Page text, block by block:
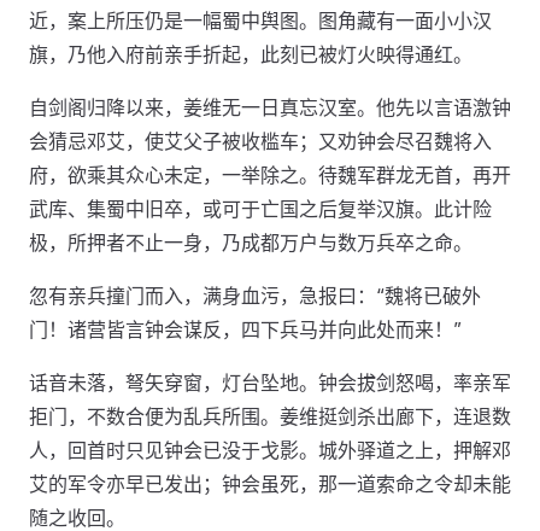
近，案上所压仍是一幅蜀中舆图。图角藏有一面小小汉
旗，乃他入府前亲手折起，此刻已被灯火映得通红。
自剑阁归降以来，姜维无一日真忘汉室。他先以言语激钟
会猜忌邓艾，使艾父子被收槛车；又劝钟会尽召魏将入
府，欲乘其众心未定，一举除之。待魏军群龙无首，再开
武库、集蜀中旧卒，或可于亡国之后复举汉旗。此计险
极，所押者不止一身，乃成都万户与数万兵卒之命。
忽有亲兵撞门而入，满身血污，急报曰：“魏将已破外
门！诸营皆言钟会谋反，四下兵马并向此处而来！”
话音未落，弩矢穿窗，灯台坠地。钟会拔剑怒喝，率亲军
拒门，不数合便为乱兵所围。姜维挺剑杀出廊下，连退数
人，回首时只见钟会已没于戈影。城外驿道之上，押解邓
艾的军令亦早已发出；钟会虽死，那一道索命之令却未能
随之收回。